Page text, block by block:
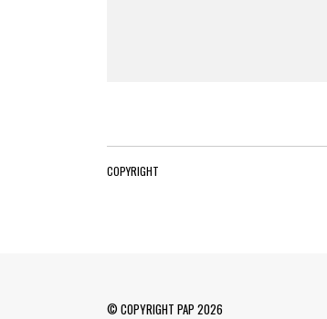
COPYRIGHT
© COPYRIGHT PAP 2026